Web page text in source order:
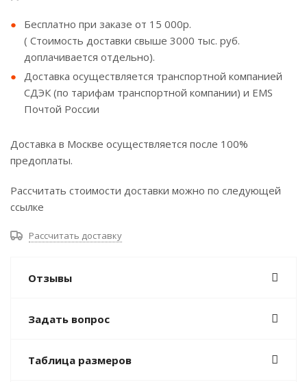
Бесплатно при заказе от 15 000р.
( Стоимость доставки свыше 3000 тыс. руб.
доплачивается отдельно).
Доставка осуществляется транспортной компанией
СДЭК (по тарифам транспортной компании) и EMS
Почтой России
Доставка в Москве осуществляется после 100%
предоплаты.
Рассчитать стоимости доставки можно по следующей
ссылке
Рассчитать доставку
Отзывы
Задать вопрос
Таблица размеров